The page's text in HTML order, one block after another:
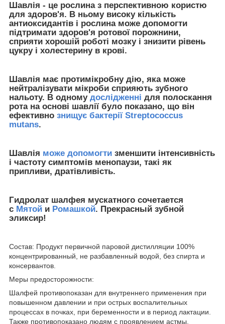
Шавлія - це рослина з перспективною користю
для здоров'я. В ньому високу кількість
антиоксидантів і рослина може допомогти
підтримати здоров'я ротової порожнини,
сприяти хорошій роботі мозку і знизити рівень
цукру і холестерину в крові.
Шавлія має протимікробну дію, яка може
нейтралізувати мікроби сприяють зубного
нальоту. В одному дослідженні для полоскання
рота на основі шавлії було показано, що він
ефективно знищує бактерії Streptococcus
mutans.
Шавлія може допомогти зменшити інтенсивність
і частоту симптомів менопаузи, такі як
припливи, дратівливість.
Гидролат шалфея мускатного сочетается
с Мятой и Ромашкой. Прекрасный зубной
эликсир!
Состав: Продукт первичной паровой дистилляции 100%
концентрированный, не разбавленный водой, без спирта и
консервантов.
Меры предосторожности:
Шалфей противопоказан для внутреннего применения при
повышенном давлении и при острых воспалительных
процессах в почках, при беременности и в период лактации.
Также противопоказано людям с проявлением астмы.